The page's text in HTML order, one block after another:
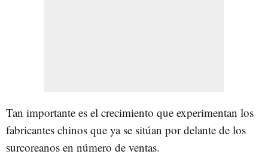
Tan importante es el crecimiento que experimentan los
fabricantes chinos que ya se sitúan por delante de los
surcoreanos en número de ventas.